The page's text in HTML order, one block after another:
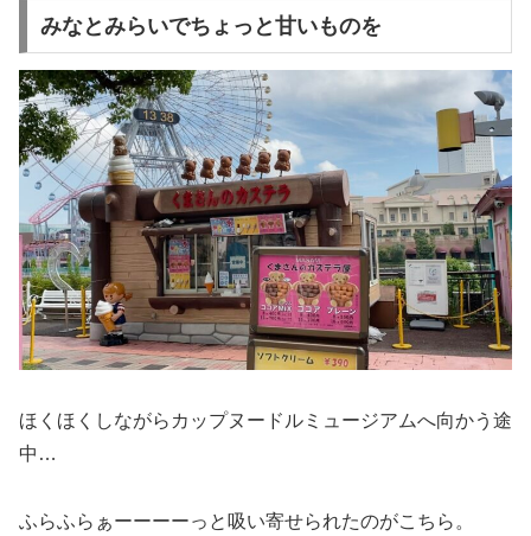
みなとみらいでちょっと甘いものを
ほくほくしながらカップヌードルミュージアムへ向かう途
中…
ふらふらぁーーーーっと吸い寄せられたのがこちら。